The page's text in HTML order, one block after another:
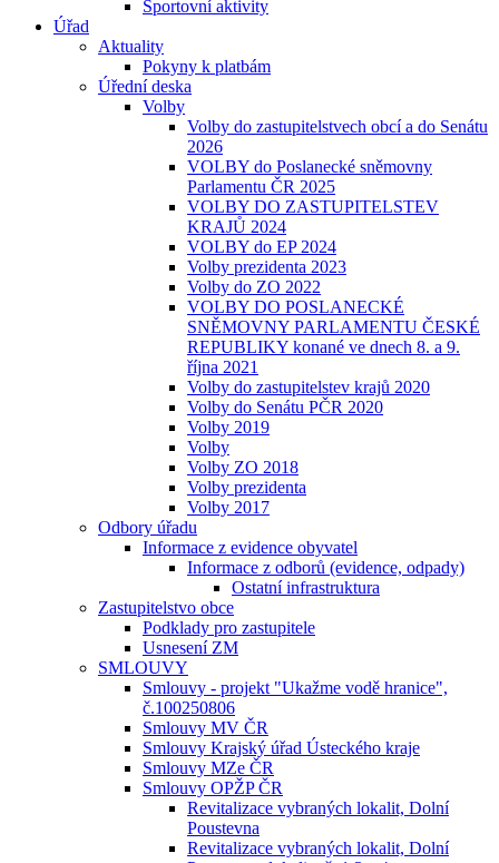
Sportovní aktivity
Úřad
Aktuality
Pokyny k platbám
Úřední deska
Volby
Volby do zastupitelstvech obcí a do Senátu
2026
VOLBY do Poslanecké sněmovny
Parlamentu ČR 2025
VOLBY DO ZASTUPITELSTEV
KRAJŮ 2024
VOLBY do EP 2024
Volby prezidenta 2023
Volby do ZO 2022
VOLBY DO POSLANECKÉ
SNĚMOVNY PARLAMENTU ČESKÉ
REPUBLIKY konané ve dnech 8. a 9.
října 2021
Volby do zastupitelstev krajů 2020
Volby do Senátu PČR 2020
Volby 2019
Volby
Volby ZO 2018
Volby prezidenta
Volby 2017
Odbory úřadu
Informace z evidence obyvatel
Informace z odborů (evidence, odpady)
Ostatní infrastruktura
Zastupitelstvo obce
Podklady pro zastupitele
Usnesení ZM
SMLOUVY
Smlouvy - projekt "Ukažme vodě hranice",
č.100250806
Smlouvy MV ČR
Smlouvy Krajský úřad Ústeckého kraje
Smlouvy MZe ČR
Smlouvy OPŽP ČR
Revitalizace vybraných lokalit, Dolní
Poustevna
Revitalizace vybraných lokalit, Dolní